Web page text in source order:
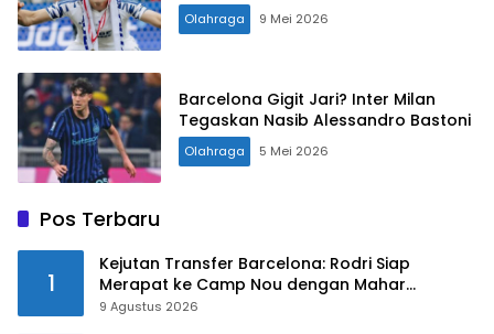
Olahraga 9 Mei 2026
Barcelona Gigit Jari? Inter Milan
Tegaskan Nasib Alessandro Bastoni
Olahraga 5 Mei 2026
Pos Terbaru
1
Kejutan Transfer Barcelona: Rodri Siap
Merapat ke Camp Nou dengan Mahar
Fantastis!
9 Agustus 2026